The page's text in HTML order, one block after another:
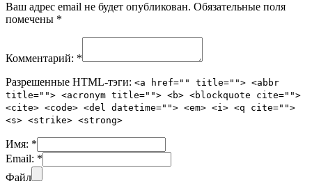
Ваш адрес email не будет опубликован. Обязательные поля
помечены *
Комментарий: *
Разрешенные HTML-тэги: <a href="" title=""> <abbr
title=""> <acronym title=""> <b> <blockquote cite="">
<cite> <code> <del datetime=""> <em> <i> <q cite="">
<s> <strike> <strong>
Имя: *
Email: *
Файл